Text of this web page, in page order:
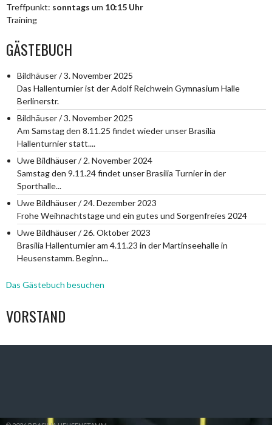
Treffpunkt: sonntags um 10:15 Uhr
Training
GÄSTEBUCH
Bildhäuser/3. November 2025
Das Hallenturnier ist der Adolf Reichwein Gymnasium Halle
Berlinerstr.
Bildhäuser/3. November 2025
Am Samstag den 8.11.25 findet wieder unser Brasilia
Hallenturnier statt....
Uwe Bildhäuser/2. November 2024
Samstag den 9.11.24 findet unser Brasilia Turnier in der
Sporthalle...
Uwe Bildhäuser/24. Dezember 2023
Frohe Weihnachtstage und ein gutes und Sorgenfreies 2024
Uwe Bildhäuser/26. Oktober 2023
Brasilia Hallenturnier am 4.11.23 in der Martinseehalle in
Heusenstamm. Beginn...
Das Gästebuch besuchen
VORSTAND